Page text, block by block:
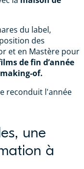
du label,
des
et en Mastère pour
de fin d’année
making-of.
reconduit l'année
une
à